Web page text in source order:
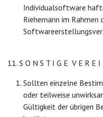
Individualsoftware
Riehemann im Rahmen
11. S O N S T I G E V E R E I
Sollten einzelne
oder teilweise
Gültigkeit der übrigen